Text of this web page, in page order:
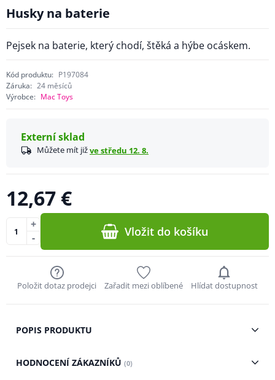
Husky na baterie
Pejsek na baterie, který chodí, štěká a hýbe ocáskem.
Kód produktu: P197084
Záruka: 24 měsíců
Výrobce: Mac Toys
Externí sklad
Můžete mít jižve středu 12. 8.
12,67 €
-
+ Vložit do košíku
Položit dotaz prodejci Zařadit mezi oblíbené Hlídat dostupnost
POPIS PRODUKTU
HODNOCENÍ ZÁKAZNÍKŮ (0)